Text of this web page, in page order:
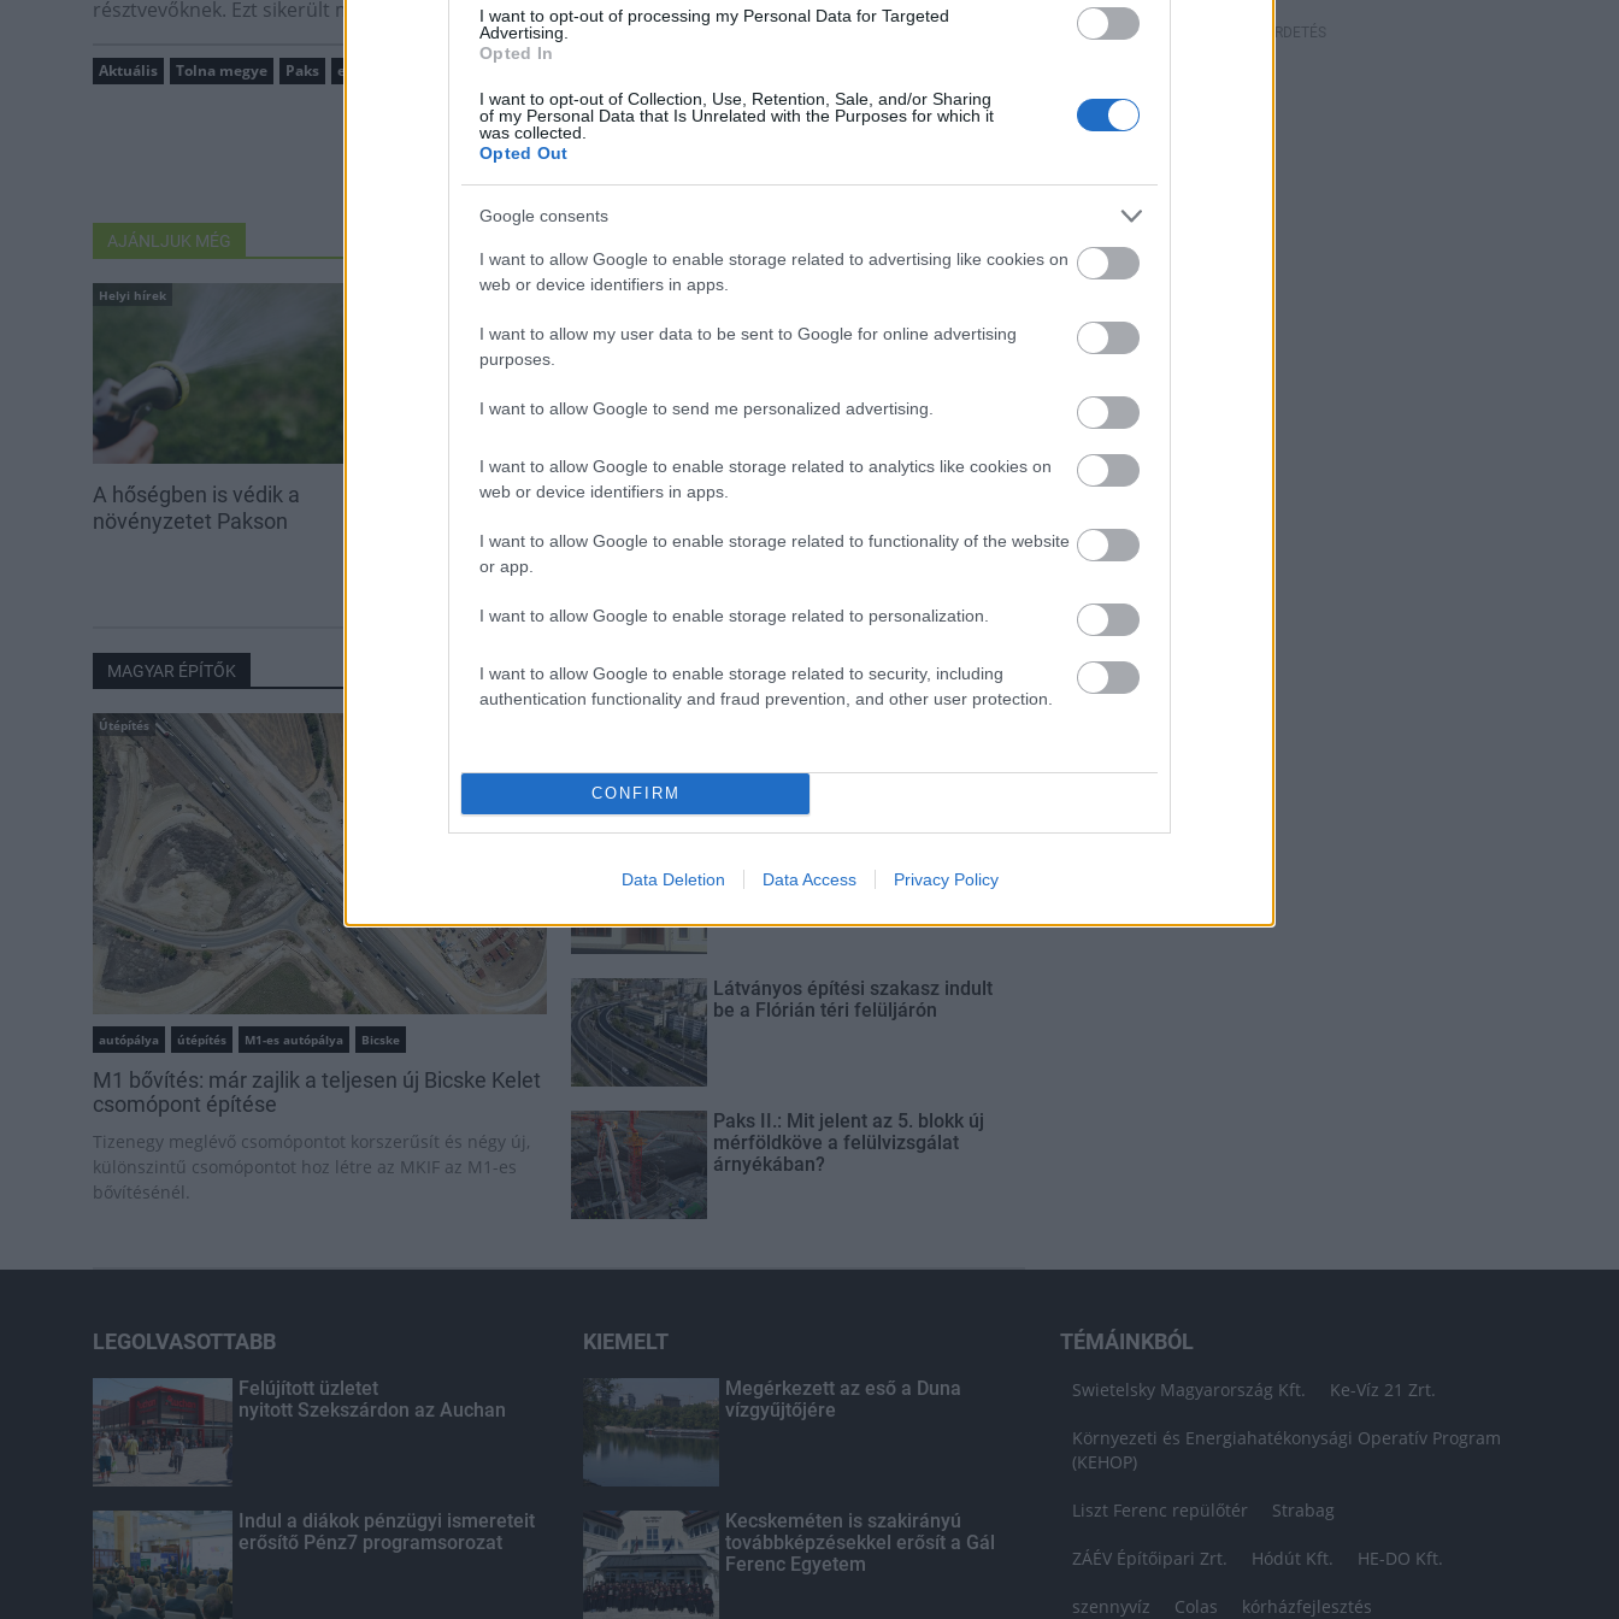
I want to opt-out of processing my Personal Data for Targeted
Advertising.
Opted In
I want to opt-out of Collection, Use, Retention, Sale, and/or Sharing
of my Personal Data that Is Unrelated with the Purposes for which it
was collected.
Opted Out
Google consents
I want to allow Google to enable storage related to advertising like cookies on
web or device identifiers in apps.
I want to allow my user data to be sent to Google for online advertising
purposes.
I want to allow Google to send me personalized advertising.
I want to allow Google to enable storage related to analytics like cookies on
web or device identifiers in apps.
I want to allow Google to enable storage related to functionality of the website
or app.
I want to allow Google to enable storage related to personalization.
I want to allow Google to enable storage related to security, including
authentication functionality and fraud prevention, and other user protection.
CONFIRM
Data Deletion Data Access Privacy Policy
résztvevőknek. Ezt sikerült megvalósítani, tette hozzá.
Aktuális Tolna megye Paks esélyegyenlőség
AJÁNLJUK MÉG
Helyi hírek
A hőségben is védik a
növényzetet Pakson
Idén is PajTáska, egy táskányi
iskolakezdéshez
Aktuális
Energiaválság: az éjszakai
MAGYAR ÉPÍTŐK
Útépítés
autópálya útépítés M1-es autópálya Bicske
M1 bővítés: már zajlik a teljesen új Bicske Kelet
csomópont építése
Tizenegy meglévő csomópontot korszerűsít és négy új,
különszintű csomópontot hoz létre az MKIF az M1-es
bővítésénél.
Hódmezővásárhely jó hírű
Látványos építési szakasz indult
be a Flórián téri felüljárón
Paks II.: Mit jelent az 5. blokk új
mérföldköve a felülvizsgálat
árnyékában?
HIRDETÉS
LEGOLVASOTTABB
Felújított üzletet
nyitott Szekszárdon az Auchan
Indul a diákok pénzügyi ismereteit
erősítő Pénz7 programsorozat
KIEMELT
Megérkezett az eső a Duna
vízgyűjtőjére
Kecskeméten is szakirányú
továbbképzésekkel erősít a Gál
Ferenc Egyetem
TÉMÁINKBÓL
Swietelsky Magyarország Kft. Ke-Víz 21 Zrt.
Környezeti és Energiahatékonysági Operatív Program
(KEHOP)
Liszt Ferenc repülőtér Strabag
ZÁÉV Építőipari Zrt. Hódút Kft. HE-DO Kft.
szennyvíz Colas kórházfejlesztés